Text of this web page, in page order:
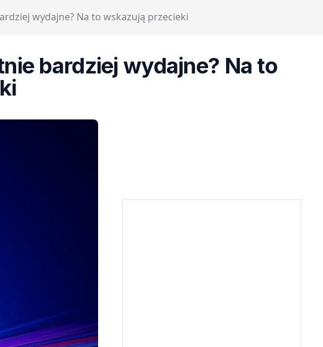
wydajne? Na to wskazują przecieki
bardziej wydajne? Na to